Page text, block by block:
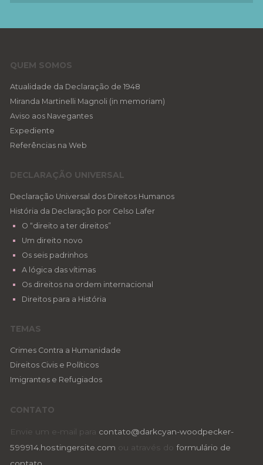
QUEM SOMOS
Atualidade da Declaração de 1948
Miranda Martinelli Magnoli (in memoriam)
Aviso aos Navegantes
Expediente
Referências na Web
DECLARAÇÃO UNIVERSAL
Declaração Universal dos Direitos Humanos
História da Declaração por Celso Lafer
O “direito a ter direitos”
Um direito novo
Os seis padrinhos
A lógica das vítimas
Os direitos na ordem internacional
Direitos para a História
TEMAS
Crimes Contra a Humanidade
Direitos Civis e Políticos
Imigrantes e Refugiados
CONTATO
Envie um e-mail para contato@darkcyan-woodpecker-
599914.hostingersite.com ou através do formulário de
contato